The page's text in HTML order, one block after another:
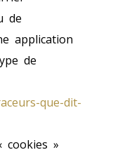
de
application
de
que-dit-
cookies »